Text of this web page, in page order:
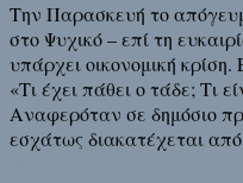
Την Παρασκευή το
στο Ψυχικό – επί τη
υπάρχει οικονομική
«Τι έχει πάθει ο τάδε; Τι
Αναφερόταν σε δημόσιο
εσχάτως διακατέχεται